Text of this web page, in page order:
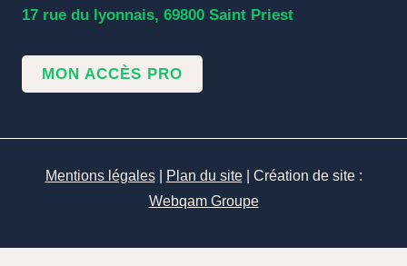
17 rue du lyonnais, 69800 Saint Priest
MON ACCÈS PRO
Mentions légales| Plan du site| Création de site :
Webqam Groupe